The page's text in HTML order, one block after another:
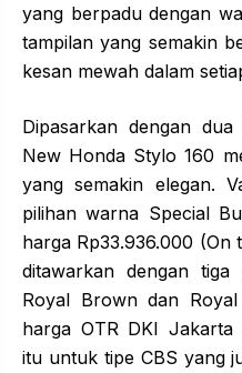
yang berpadu dengan
tampilan yang semakin
kesan mewah dalam
Dipasarkan dengan
New Honda Stylo 160
yang semakin elegan.
pilihan warna Special
harga Rp33.936.000
ditawarkan dengan
Royal Brown dan
harga OTR DKI Jakarta
itu untuk tipe CBS yang